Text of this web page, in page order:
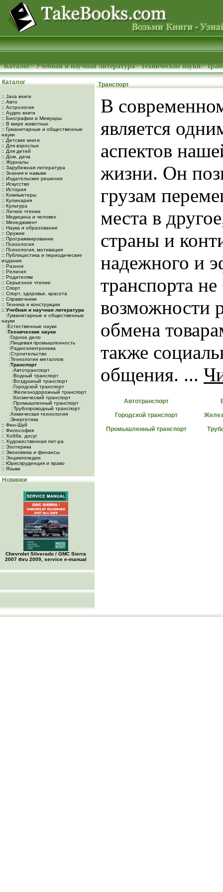
Каталог>Учебная и научная литература>Технические науки>
Каталог
:: Java книги
:: Авто
:: Астрология
:: Аудио книги
:: Биографии и Мемуары
:: В мире животных
:: Гуманитарные и общественные
науки
:: Детские книги
:: Для взрослых
:: Для детей
:: Дом, дача
:: Журналы
:: Зарубежная литература
:: Знания и навыки
:: Издательские решения
:: Искусство
:: История
:: Компьютеры
:: Кулинария
:: Культура
:: Легкое чтение
:: Медицина и человек
:: Менеджмент
:: Наука и образование
:: Оружие
:: Программирование
:: Психология
:: Психология, мотивация
:: Публицистика и периодические
издания
:: Разное
:: Религия
:: Родителям
:: Серьезное чтение
:: Спорт
:: Спорт, здоровье, красота
:: Справочники
:: Техника и конструкции
:: Учебная и научная литература
:Гуманитарные и общественные
науки
:Естественные науки
:Технические науки
:Горное дело
:Пищевая промышленность
:Радиоэлектроника
:Строительство
:Технологии металлов
:Транспорт
:Автотранспорт
:Водный транспорт
:Воздушный транспорт
:Городской транспорт
:Железнодорожный транспорт
:Космический транспорт
:Промышленный транспорт
:Трубопроводный транспорт
:Химическая технология
:Энергетика
:: Фен-Шуй
:: Философия
:: Хобби, досуг
:: Художественная лит-ра
:: Эзотерика
:: Экономика и финансы
:: Энциклопедии
:: Юриспруденция и право
:: Языки
Новинки
Chevrolet Silverado / GMC Sierra
2007 thru 2009, service e-manual
Транспорт
В
является
аспектов
жизни. Он
грузам
места в
страны и
надежного и
транспорта
возможности
обмена
также
общения. ...
Автотранспорт
Городской транспорт
Промышленный транспорт